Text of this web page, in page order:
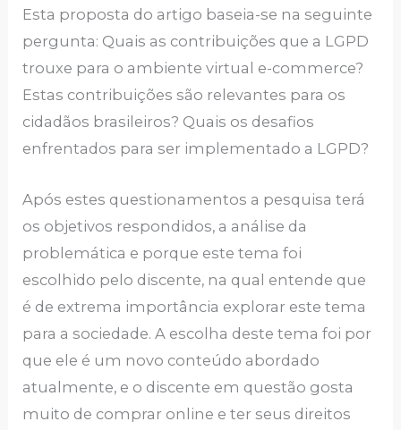
Esta proposta do artigo baseia-se na seguinte
pergunta: Quais as contribuições que a LGPD
trouxe para o ambiente virtual e-commerce?
Estas contribuições são relevantes para os
cidadãos brasileiros? Quais os desafios
enfrentados para ser implementado a LGPD?
Após estes questionamentos a pesquisa terá
os objetivos respondidos, a análise da
problemática e porque este tema foi
escolhido pelo discente, na qual entende que
é de extrema importância explorar este tema
para a sociedade. A escolha deste tema foi por
que ele é um novo conteúdo abordado
atualmente, e o discente em questão gosta
muito de comprar online e ter seus direitos